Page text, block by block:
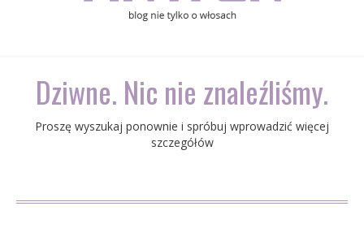
Dziwne. Nic nie znaleźliśmy.
Proszę wyszukaj ponownie i spróbuj wprowadzić więcej
szczegółów